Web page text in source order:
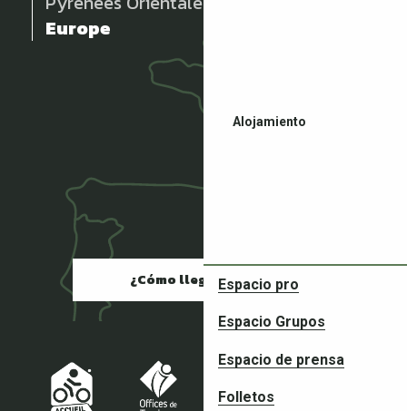
Alojamiento
Espacio pro
Espacio Grupos
Espacio de prensa
Folletos
Europe
¿Cómo llegar?